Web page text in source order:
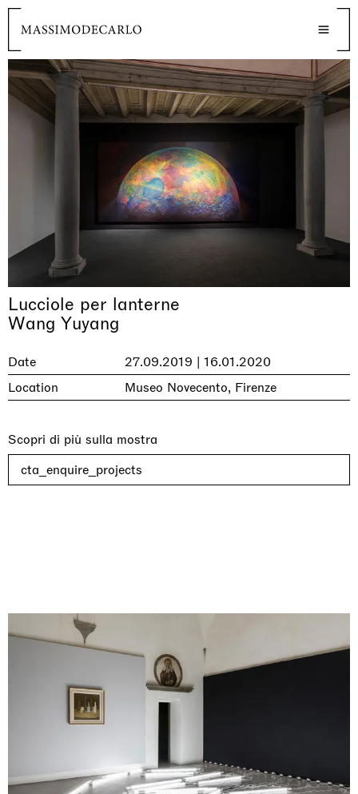
Lucciole per lanterne
Wang Yuyang
Date
27.09.2019 | 16.01.2020
Location
Museo Novecento, Firenze
Scopri di più sulla mostra
cta_enquire_projects